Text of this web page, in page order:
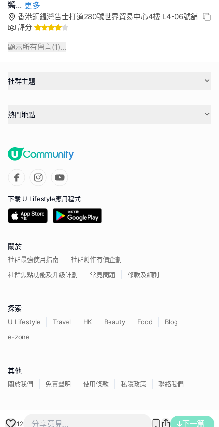
醬... 更多
香港銅鑼灣告士打道280號世界貿易中心4樓 L4-06號舖
評分
顯示所有留言(1)...
12 下一篇
社群主題
熱門地點
下載 U Lifestyle應用程式
關於
社群最強使用指南
社群創作有價企劃
社群焦點功能及升級計劃
常見問題 條款及細則
探索
U Lifestyle Travel HK Beauty Food
Blog
e-zone
其他
關於我們 免責聲明 使用條款 私隱政策 聯絡我們
香港經濟日報版權所有©